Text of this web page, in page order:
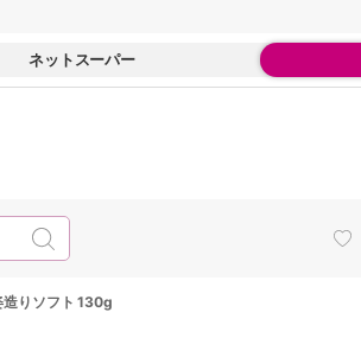
ネットスーパー
造りソフト 130g